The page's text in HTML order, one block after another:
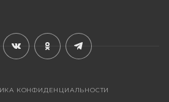
КОНФИДЕНЦИАЛЬНОСТИ